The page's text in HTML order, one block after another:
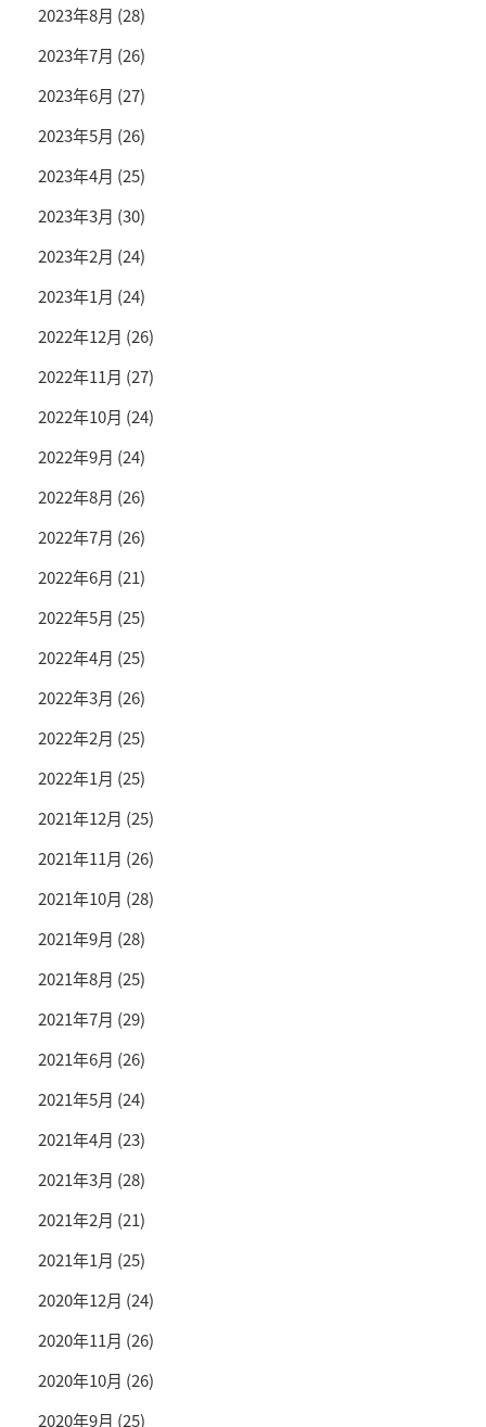
2023年8月 (28)
2023年7月 (26)
2023年6月 (27)
2023年5月 (26)
2023年4月 (25)
2023年3月 (30)
2023年2月 (24)
2023年1月 (24)
2022年12月 (26)
2022年11月 (27)
2022年10月 (24)
2022年9月 (24)
2022年8月 (26)
2022年7月 (26)
2022年6月 (21)
2022年5月 (25)
2022年4月 (25)
2022年3月 (26)
2022年2月 (25)
2022年1月 (25)
2021年12月 (25)
2021年11月 (26)
2021年10月 (28)
2021年9月 (28)
2021年8月 (25)
2021年7月 (29)
2021年6月 (26)
2021年5月 (24)
2021年4月 (23)
2021年3月 (28)
2021年2月 (21)
2021年1月 (25)
2020年12月 (24)
2020年11月 (26)
2020年10月 (26)
2020年9月 (25)